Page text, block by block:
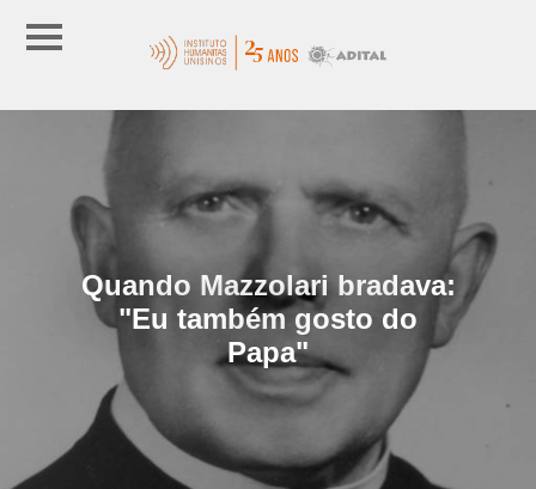
Quando Mazzolari bradava:
"Eu também gosto do
Papa"